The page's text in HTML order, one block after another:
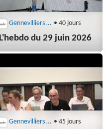
Gennevilliers (92230) • 40 jours
L'hebdo du 29 juin 2026
Gennevilliers (92230) • 45 jours